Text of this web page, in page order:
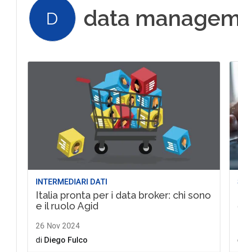
D data
INTERMEDIARI DATI
Italia pronta per i data broker: chi sono
e il ruolo Agid
26 Nov 2024
di Diego Fulco